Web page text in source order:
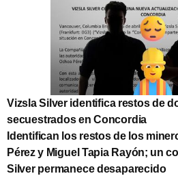
Vizsla Silver identifica restos de
secuestrados en Concordia
Identifican los restos de los
Pérez y Miguel Tapia Rayón; un
Silver permanece desaparecido